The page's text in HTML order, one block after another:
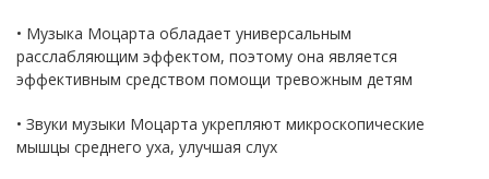
• Музыка Моцарта обладает универсальным
расслабляющим эффектом, поэтому она является
эффективным средством помощи тревожным детям
• Звуки музыки Моцарта укрепляют микроскопические
мышцы среднего уха, улучшая слух